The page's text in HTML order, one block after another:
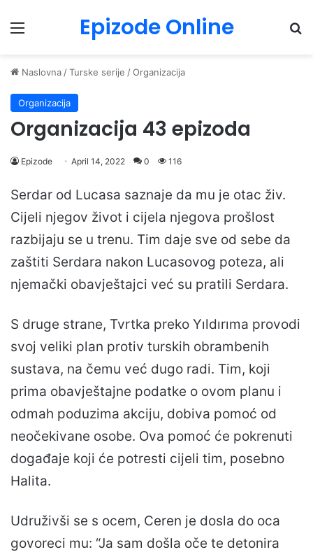
Menu Epizode Online
Naslovna /Turske serije /Organizacija
Organizacija
Organizacija 43 epizoda
Epizode April 14, 2022 0 116
Serdar od Lucasa saznaje da mu je otac živ.
Cijeli njegov život i cijela njegova prošlost
razbijaju se u trenu. Tim daje sve od sebe da
zaštiti Serdara nakon Lucasovog poteza, ali
njemački obavještajci već su pratili Serdara.
S druge strane, Tvrtka preko Yıldırıma provodi
svoj veliki plan protiv turskih obrambenih
sustava, na čemu već dugo radi. Tim, koji
prima obavještajne podatke o ovom planu i
odmah poduzima akciju, dobiva pomoć od
neočekivane osobe. Ova pomoć će pokrenuti
događaje koji će potresti cijeli tim, posebno
Halita.
Udruživši se s ocem, Ceren je dosla do oca
govoreci mu: “Ja sam došla oče te detonira